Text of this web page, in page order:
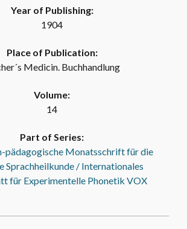
Year of Publishing:
1904
Place of Publication:
Medicin. Buchhandlung
Volume:
14
Part of Series:
pädagogische Monatsschrift für die
Sprachheilkunde / Internationales
für Experimentelle Phonetik VOX